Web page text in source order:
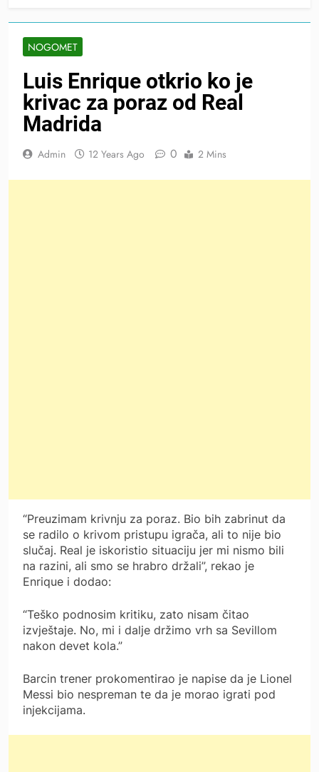
NOGOMET
Luis Enrique otkrio ko je
krivac za poraz od Real
Madrida
Admin 12 Years Ago 0 2 Mins
“Preuzimam krivnju za poraz. Bio bih zabrinut da
se radilo o krivom pristupu igrača, ali to nije bio
slučaj. Real je iskoristio situaciju jer mi nismo bili
na razini, ali smo se hrabro držali”, rekao je
Enrique i dodao:
“Teško podnosim kritiku, zato nisam čitao
izvještaje. No, mi i dalje držimo vrh sa Sevillom
nakon devet kola.”
Barcin trener prokomentirao je napise da je Lionel
Messi bio nespreman te da je morao igrati pod
injekcijama.